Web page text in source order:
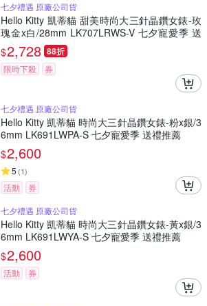
七夕禮遇 原廠公司貨
Hello Kitty 凱蒂貓 甜美時尚大三針晶鑽女錶-玫
瑰金x白/28mm LK707LRWS-V 七夕寵愛季 送
禮推薦
$2,728 88折
限時下殺 券
七夕禮遇 原廠公司貨
Hello Kitty 凱蒂貓 時尚大三針晶鑽女錶-粉x銀/3
6mm LK691LWPA-S 七夕寵愛季 送禮推薦
$2,600
5 (1)
活動
券
七夕禮遇 原廠公司貨
Hello Kitty 凱蒂貓 時尚大三針晶鑽女錶-黃x銀/3
6mm LK691LWYA-S 七夕寵愛季 送禮推薦
$2,600
活動 券